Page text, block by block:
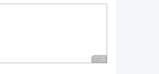
广告 商业广告，理性